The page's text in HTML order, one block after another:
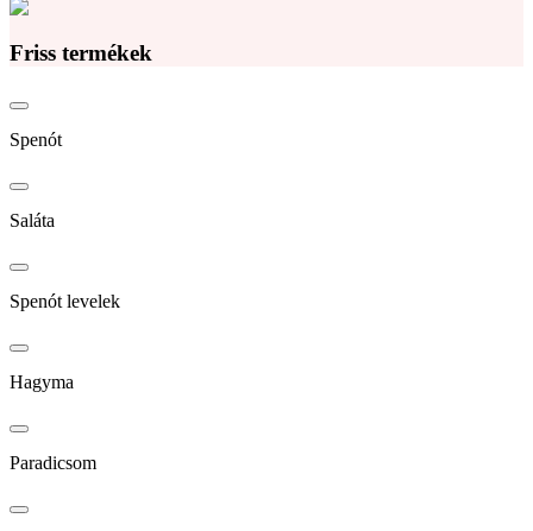
Friss termékek
Spenót
Saláta
Spenót levelek
Hagyma
Paradicsom